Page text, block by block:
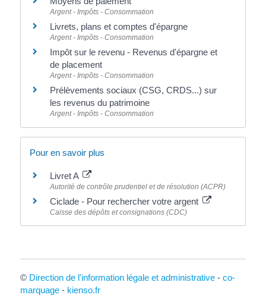
Argent - Impôts - Consommation
Livrets, plans et comptes d'épargne
Argent - Impôts - Consommation
Impôt sur le revenu - Revenus d'épargne et
de placement
Argent - Impôts - Consommation
Prélèvements sociaux (CSG, CRDS...) sur
les revenus du patrimoine
Argent - Impôts - Consommation
Pour en savoir plus
Livret A
Autorité de contrôle prudentiel et de résolution (ACPR)
Ciclade - Pour rechercher votre argent
Caisse des dépôts et consignations (CDC)
© Direction de l'information légale et administrative- co-
marquage- kienso.fr